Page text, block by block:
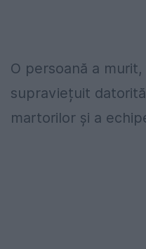
O persoană a
supraviețuit
martorilor și a